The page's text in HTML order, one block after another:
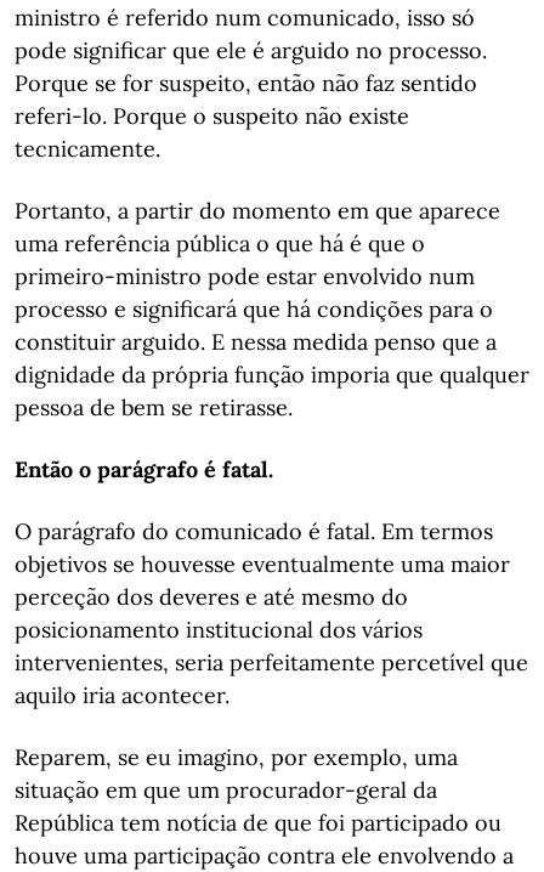
ministro é referido num comunicado, isso só
pode significar que ele é arguido no processo.
Porque se for suspeito, então não faz sentido
referi-lo. Porque o suspeito não existe
tecnicamente.
Portanto, a partir do momento em que aparece
uma referência pública o que há é que o
primeiro-ministro pode estar envolvido num
processo e significará que há condições para o
constituir arguido. E nessa medida penso que a
dignidade da própria função imporia que qualquer
pessoa de bem se retirasse.
Então o parágrafo é fatal.
O parágrafo do comunicado é fatal. Em termos
objetivos se houvesse eventualmente uma maior
perceção dos deveres e até mesmo do
posicionamento institucional dos vários
intervenientes, seria perfeitamente percetível que
aquilo iria acontecer.
Reparem, se eu imagino, por exemplo, uma
situação em que um procurador-geral da
República tem notícia de que foi participado ou
houve uma participação contra ele envolvendo a